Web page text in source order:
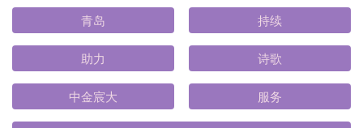
青岛 持续
助力 诗歌
中金宸大 服务